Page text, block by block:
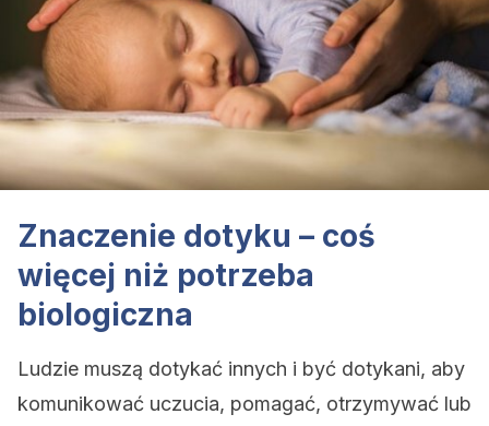
Znaczenie dotyku – coś
więcej niż potrzeba
biologiczna
Ludzie muszą dotykać innych i być dotykani, aby
komunikować uczucia, pomagać, otrzymywać lub